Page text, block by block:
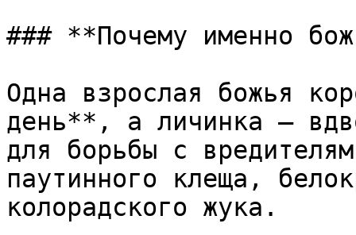
### **Почему именно
Одна взрослая божья
день**, а личинка –
для борьбы с
паутинного клеща,
колорадского жука.